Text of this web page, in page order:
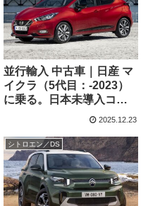
並行輸入 中古車｜日産 マ
イクラ（5代目：-2023）
に乗る。日本未導入コン
パクトの概要・スペッ
2025.12.23
シトロエン／DS